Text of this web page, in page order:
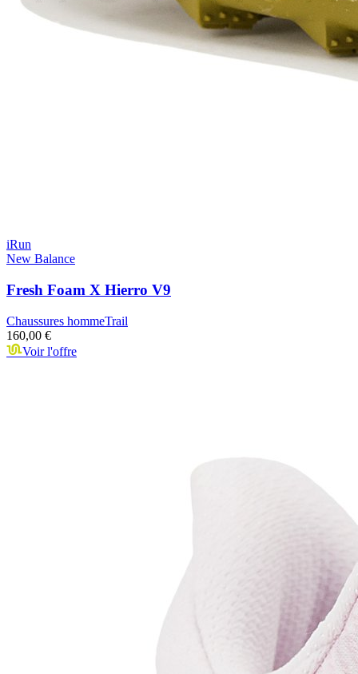
iRun
New Balance
Fresh Foam X Hierro V9
Chaussures hommeTrail
160,00 €
Voir l'offre